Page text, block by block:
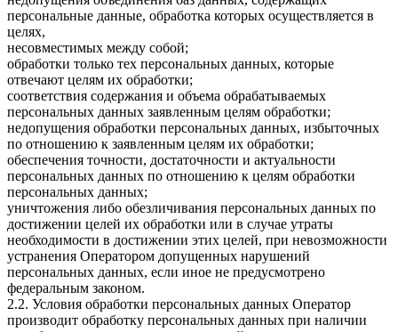
персональные данные, обработка которых осуществляется в
целях,
несовместимых между собой;
обработки только тех персональных данных, которые
отвечают целям их обработки;
соответствия содержания и объема обрабатываемых
персональных данных заявленным целям обработки;
недопущения обработки персональных данных, избыточных
по отношению к заявленным целям их обработки;
обеспечения точности, достаточности и актуальности
персональных данных по отношению к целям обработки
персональных данных;
уничтожения либо обезличивания персональных данных по
достижении целей их обработки или в случае утраты
необходимости в достижении этих целей, при невозможности
устранения Оператором допущенных нарушений
персональных данных, если иное не предусмотрено
федеральным законом.
2.2. Условия обработки персональных данных Оператор
производит обработку персональных данных при наличии